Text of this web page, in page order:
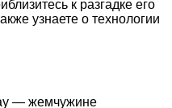
к разгадке его
узнаете о технологии
— жемчужине